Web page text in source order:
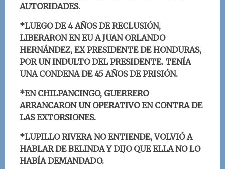
AUTORIDADES.
*LUEGO DE 4 AÑOS DE RECLUSIÓN,
LIBERARON EN EU A JUAN ORLANDO
HERNÁNDEZ, EX PRESIDENTE DE HONDURAS,
POR UN INDULTO DEL PRESIDENTE. TENÍA
UNA CONDENA DE 45 AÑOS DE PRISIÓN.
*EN CHILPANCINGO, GUERRERO
ARRANCARON UN OPERATIVO EN CONTRA DE
LAS EXTORSIONES.
*LUPILLO RIVERA NO ENTIENDE, VOLVIÓ A
HABLAR DE BELINDA Y DIJO QUE ELLA NO LO
HABÍA DEMANDADO.